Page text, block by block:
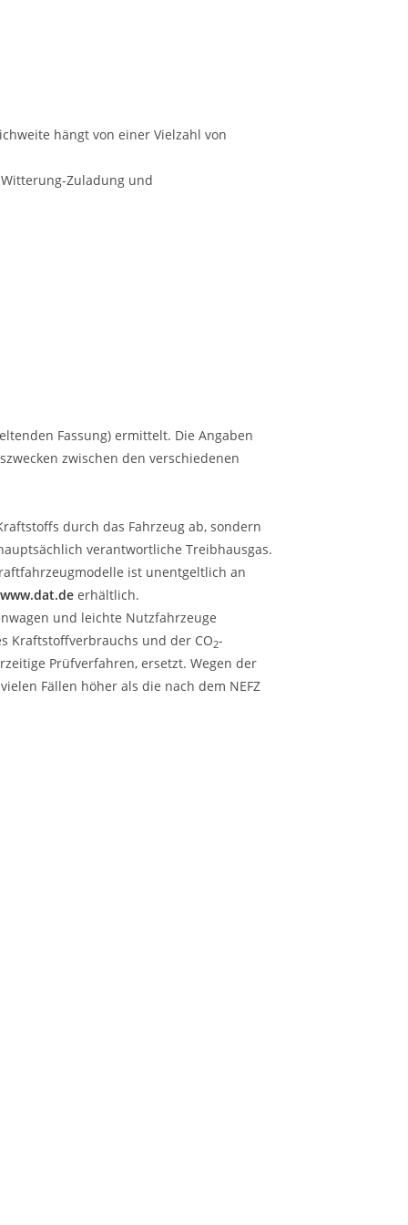
hängt von einer Vielzahl von
Zuladung und
Fassung) ermittelt. Die Angaben
zwischen den verschiedenen
durch das Fahrzeug ab, sondern
verantwortliche Treibhausgas.
ist unentgeltlich an
www.dat.de erhältlich.
und leichte Nutzfahrzeuge
Kraftstoffverbrauchs und der CO2-
Prüfverfahren, ersetzt. Wegen der
Fällen höher als die nach dem NEFZ